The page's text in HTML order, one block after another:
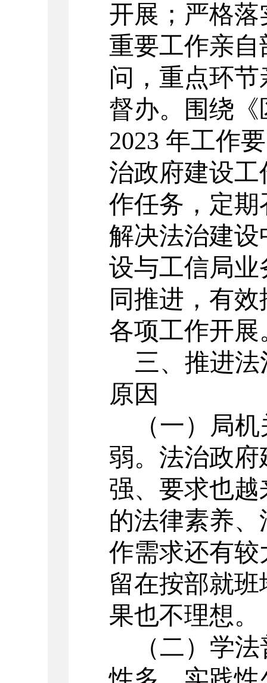
开展； 严格落
重要工作亲
问，重点环
督办。围绕
2023 年工作
治政府建设
作任务，定
解决法治建
设与工信局
同推进，有
各项工作开展
三、推进
原因
（一）局
弱。 法治政府
强、要求也
的法律素养
作需求还有
留在按部就
果也不理想。
（二）学